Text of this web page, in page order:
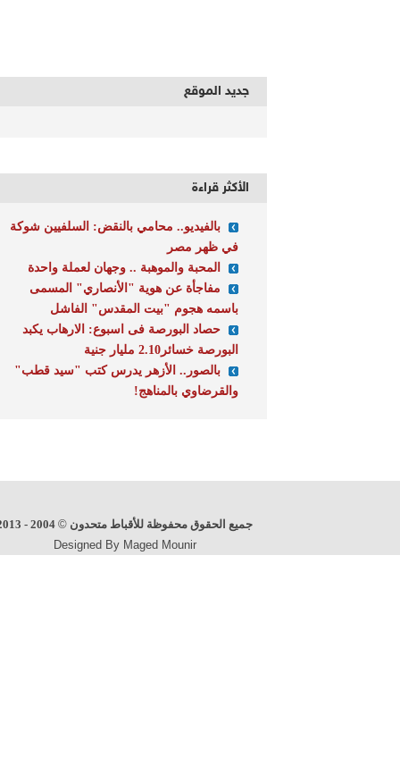
جديد الموقع
الأكثر قراءة
بالفيديو.. محامي بالنقض: السلفيين شوكة
في ظهر مصر
المحبة والموهبة .. وجهان لعملة واحدة
مفاجأة عن هوية "الأنصاري" المسمى
باسمه هجوم "بيت المقدس" الفاشل
حصاد البورصة فى اسبوع: الارهاب يكبد
البورصة خسائر2.10 مليار جنية
بالصور.. الأزهر يدرس كتب "سيد قطب"
والقرضاوي بالمناهج!
جميع الحقوق محفوظة للأقباط متحدون©
2004 - 2013
Designed By Maged Mounir